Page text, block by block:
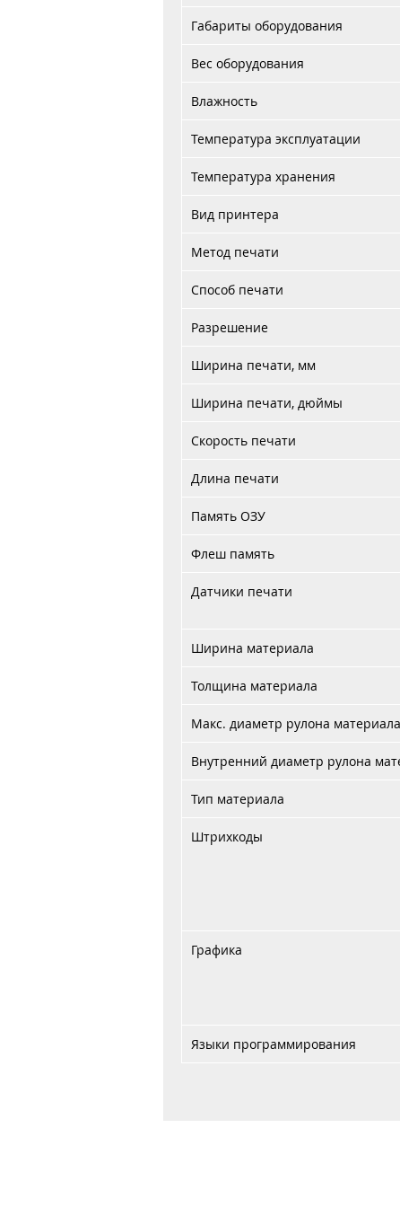
Габариты оборудования
Вес оборудования
Влажность
Температура эксплуатации
Температура хранения
Вид принтера
Метод печати
Способ печати
Разрешение
Ширина печати, мм
Ширина печати, дюймы
Скорость печати
Длина печати
Память ОЗУ
Флеш память
Датчики печати
Ширина материала
Толщина материала
Макс. диаметр рулона материала
Внутренний диаметр рулона
Тип материала
Штрихкоды
Графика
Языки программирования